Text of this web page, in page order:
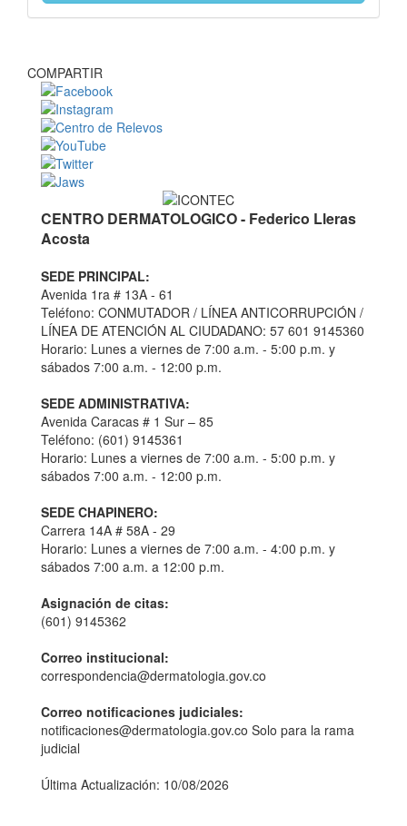
COMPARTIR
CENTRO DERMATOLOGICO - Federico Lleras
Acosta
SEDE PRINCIPAL:
Avenida 1ra # 13A - 61
Teléfono: CONMUTADOR / LÍNEA ANTICORRUPCIÓN /
LÍNEA DE ATENCIÓN AL CIUDADANO: 57 601 9145360
Horario: Lunes a viernes de 7:00 a.m. - 5:00 p.m. y
sábados 7:00 a.m. - 12:00 p.m.
SEDE ADMINISTRATIVA:
Avenida Caracas # 1 Sur – 85
Teléfono: (601) 9145361
Horario: Lunes a viernes de 7:00 a.m. - 5:00 p.m. y
sábados 7:00 a.m. - 12:00 p.m.
SEDE CHAPINERO:
Carrera 14A # 58A - 29
Horario: Lunes a viernes de 7:00 a.m. - 4:00 p.m. y
sábados 7:00 a.m. a 12:00 p.m.
Asignación de citas:
(601) 9145362
Correo institucional:
correspondencia@dermatologia.gov.co
Correo notificaciones judiciales:
notificaciones@dermatologia.gov.co Solo para la rama
judicial
Última Actualización: 10/08/2026